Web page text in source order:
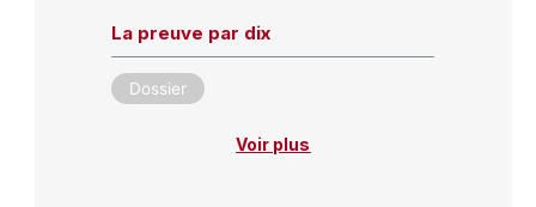
La preuve par dix
Dossier
Voir plus